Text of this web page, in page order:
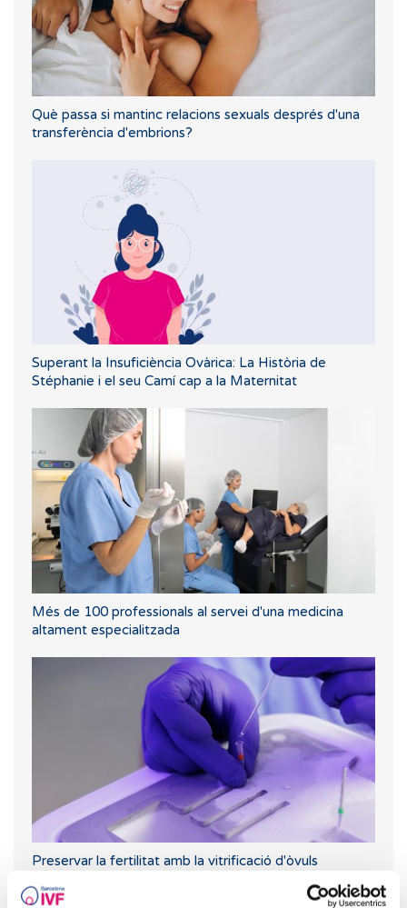
Què passa si mantinc relacions sexuals després d'una
transferència d'embrions?
Superant la Insuficiència Ovàrica: La Història de
Stéphanie i el seu Camí cap a la Maternitat
Més de 100 professionals al servei d'una medicina
altament especialitzada
Preservar la fertilitat amb la vitrificació d'òvuls